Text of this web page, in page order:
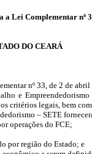
a Lei Complementar nº
DO CEARÁ
nº 33, de 2 de
e
critérios legais, bem
– SETE
operações do FCE;
por região do Estado; e